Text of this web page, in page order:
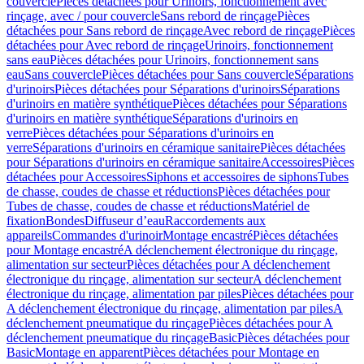
rinçage, avec / pour couvercleSans rebord de rinçagePièces
détachées pour Sans rebord de rinçageAvec rebord de rinçagePièces
détachées pour Avec rebord de rinçageUrinoirs, fonctionnement
sans eauPièces détachées pour Urinoirs, fonctionnement sans
eauSans couverclePièces détachées pour Sans couvercleSéparations
d'urinoirsPièces détachées pour Séparations d'urinoirsSéparations
d'urinoirs en matière synthétiquePièces détachées pour Séparations
d'urinoirs en matière synthétiqueSéparations d'urinoirs en
verrePièces détachées pour Séparations d'urinoirs en
verreSéparations d'urinoirs en céramique sanitairePièces détachées
pour Séparations d'urinoirs en céramique sanitaireAccessoiresPièces
détachées pour AccessoiresSiphons et accessoires de siphonsTubes
de chasse, coudes de chasse et réductionsPièces détachées pour
Tubes de chasse, coudes de chasse et réductionsMatériel de
fixationBondesDiffuseur d’eauRaccordements aux
appareilsCommandes d'urinoirMontage encastréPièces détachées
pour Montage encastréA déclenchement électronique du rinçage,
alimentation sur secteurPièces détachées pour A déclenchement
électronique du rinçage, alimentation sur secteurA déclenchement
électronique du rinçage, alimentation par pilesPièces détachées pour
A déclenchement électronique du rinçage, alimentation par pilesA
déclenchement pneumatique du rinçagePièces détachées pour A
déclenchement pneumatique du rinçageBasicPièces détachées pour
BasicMontage en apparentPièces détachées pour Montage en